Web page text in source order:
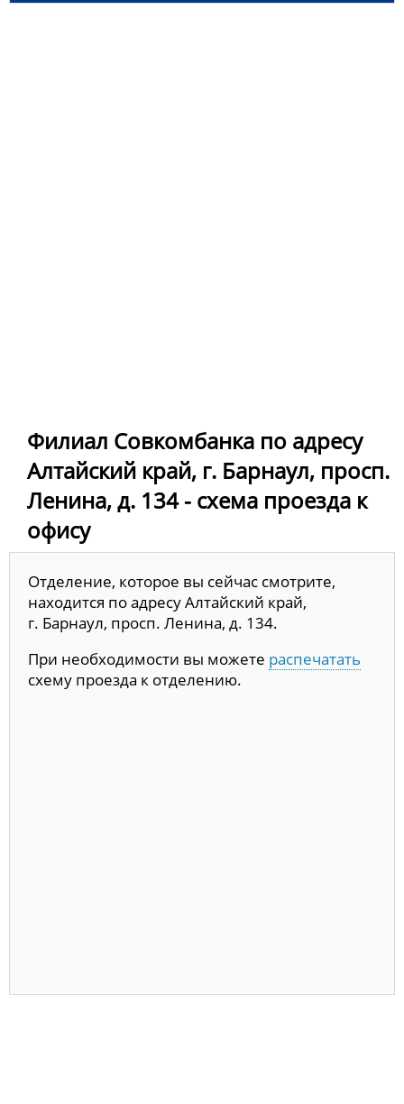
Филиал Совкомбанка по адресу
Алтайский край, г. Барнаул, просп.
Ленина, д. 134 - схема проезда к
офису
Отделение, которое вы сейчас смотрите,
находится по адресу Алтайский край,
г. Барнаул, просп. Ленина, д. 134.
При необходимости вы можете распечатать
схему проезда к отделению.